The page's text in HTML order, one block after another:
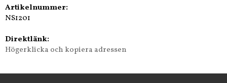
Artikelnummer:
NS1201
Direktlänk:
Högerklicka och kopiera adressen